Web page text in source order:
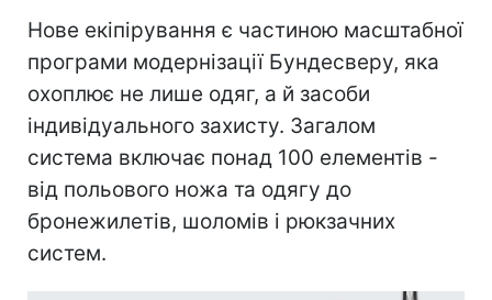
Нове екіпірування є частиною масштабної
програми модернізації Бундесверу, яка
охоплює не лише одяг, а й засоби
індивідуального захисту. Загалом
система включає понад 100 елементів -
від польового ножа та одягу до
бронежилетів, шоломів і рюкзачних
систем.